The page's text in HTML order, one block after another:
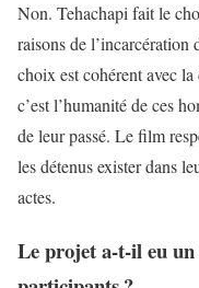
Non. Tehachapi fait le
raisons de l’incarcération
choix est cohérent avec
c’est l’humanité de ces
de leur passé. Le film
les détenus exister dans
actes.
Le projet a-t-il eu